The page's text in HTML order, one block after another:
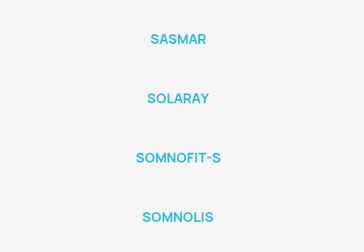
SASMAR
SOLARAY
SOMNOFIT-S
SOMNOLIS